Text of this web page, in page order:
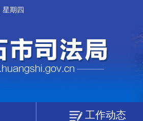
星期四
工作动态